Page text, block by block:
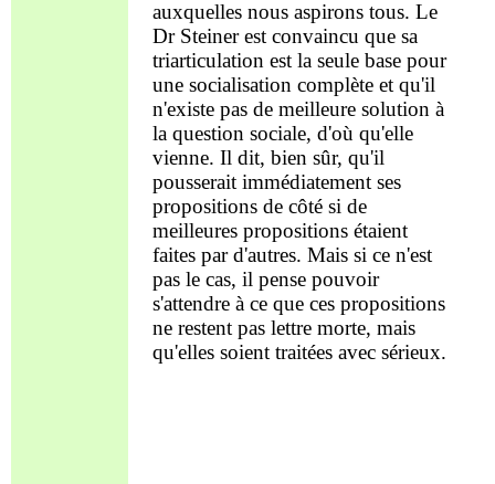
auxquelles nous aspirons tous. Le
Dr Steiner est convaincu que sa
triarticulationest la seule base pour
une socialisation complète et qu'il
n'existe pas de meilleure solution à
la question sociale, d'où qu'elle
vienne. Il dit, bien sûr, qu'il
pousserait immédiatement ses
propositions de côté si de
meilleures propositions étaient
faites pard'autres. Mais si ce n'est
pas le cas, il pense pouvoir
s'attendre à ce que ces propositions
ne restent pas lettre morte, mais
qu'elles soient traitées avec sérieux.